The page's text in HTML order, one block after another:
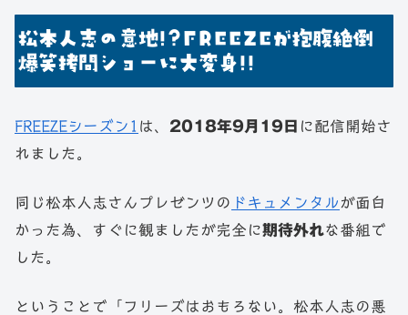
松本人志の意地!?FREEZEが抱腹絶倒
爆笑拷問ショーに大変身!!
FREEZEシーズン1 は、 2018年9月19日 に配信開始さ
れました。
同じ松本人志さんプレゼンツの ドキュメンタル が面白
かった為、すぐに観ましたが完全に期待外れな番組で
した。
ということで「フリーズはおもろない。松本人志の悪